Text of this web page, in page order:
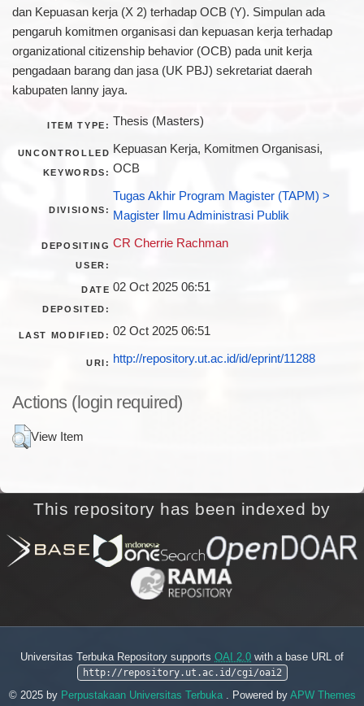
dan Kepuasan kerja (X 2) terhadap OCB (Y). Simpulan ada
pengaruh komitmen organisasi dan kepuasan kerja terhadap
organizational citizenship behavior (OCB) pada unit kerja
pengadaan barang dan jasa (UK PBJ) sekretariat daerah
kabupaten lanny jaya.
ITEM TYPE: Thesis (Masters)
UNCONTROLLED
KEYWORDS:
Kepuasan Kerja, Komitmen Organisasi,
OCB
DIVISIONS:
Tugas Akhir Program Magister (TAPM) >
Magister Ilmu Administrasi Publik
DEPOSITING
USER:
CR Cherrie Rachman
DATE
DEPOSITED:
02 Oct 2025 06:51
LAST MODIFIED: 02 Oct 2025 06:51
URI: http://repository.ut.ac.id/id/eprint/11288
Actions (login required)
View Item
This repository has been indexed by
Universitas Terbuka Repository supports OAI 2.0 with a base URL of
http://repository.ut.ac.id/cgi/oai2
© 2025 by Perpustakaan Universitas Terbuka . Powered by APW Themes